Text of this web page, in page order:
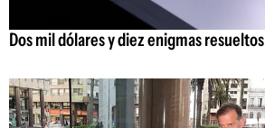
Dos mil dólares y diez enigmas resueltos